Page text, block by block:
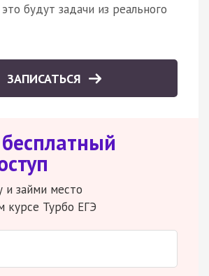
будут задачи из реального
ЗАПИСАТЬСЯ
и займи место
курсе Турбо ЕГЭ